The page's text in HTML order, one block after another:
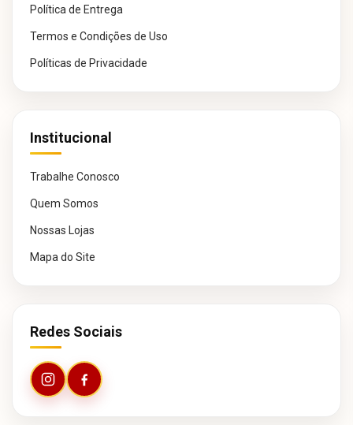
Política de Entrega
Termos e Condições de Uso
Políticas de Privacidade
Institucional
Trabalhe Conosco
Quem Somos
Nossas Lojas
Mapa do Site
Redes Sociais